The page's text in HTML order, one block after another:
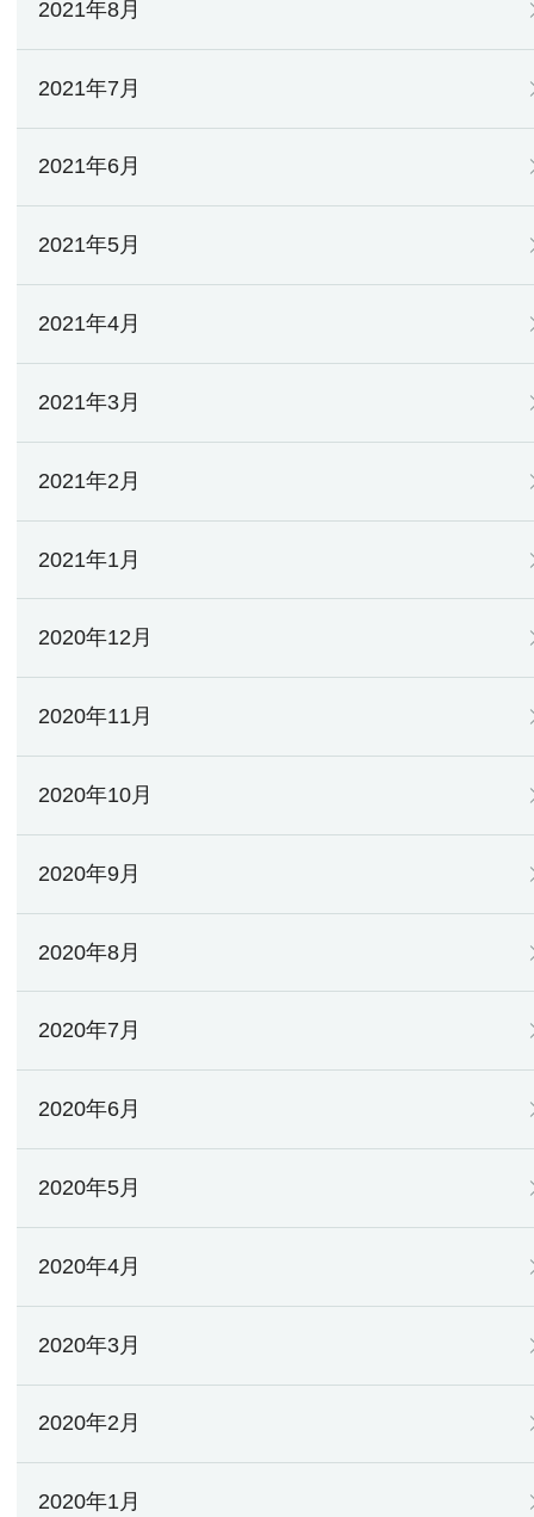
2021年8月
2021年7月
2021年6月
2021年5月
2021年4月
2021年3月
2021年2月
2021年1月
2020年12月
2020年11月
2020年10月
2020年9月
2020年8月
2020年7月
2020年6月
2020年5月
2020年4月
2020年3月
2020年2月
2020年1月